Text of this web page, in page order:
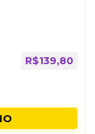
R$139,80